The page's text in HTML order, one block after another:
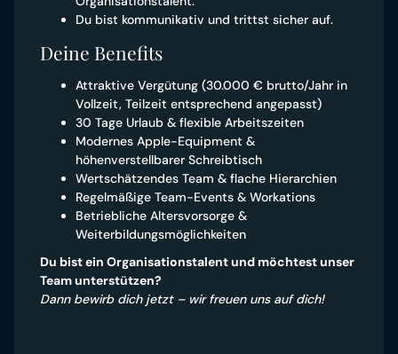
Du bist kommunikativ und trittst sicher auf.
Deine Benefits
Attraktive Vergütung (30.000 € brutto/Jahr in
Vollzeit, Teilzeit entsprechend angepasst)
30 Tage Urlaub & flexible Arbeitszeiten
Modernes Apple-Equipment &
höhenverstellbarer Schreibtisch
Wertschätzendes Team & flache Hierarchien
Regelmäßige Team-Events & Workations
Betriebliche Altersvorsorge &
Weiterbildungsmöglichkeiten
Du bist ein Organisationstalent und möchtest unser
Team unterstützen?
Dann bewirb dich jetzt – wir freuen uns auf dich!